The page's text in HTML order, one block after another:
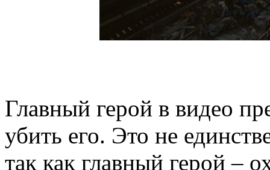
Главный герой в видео
убить его. Это не
так как главный герой –